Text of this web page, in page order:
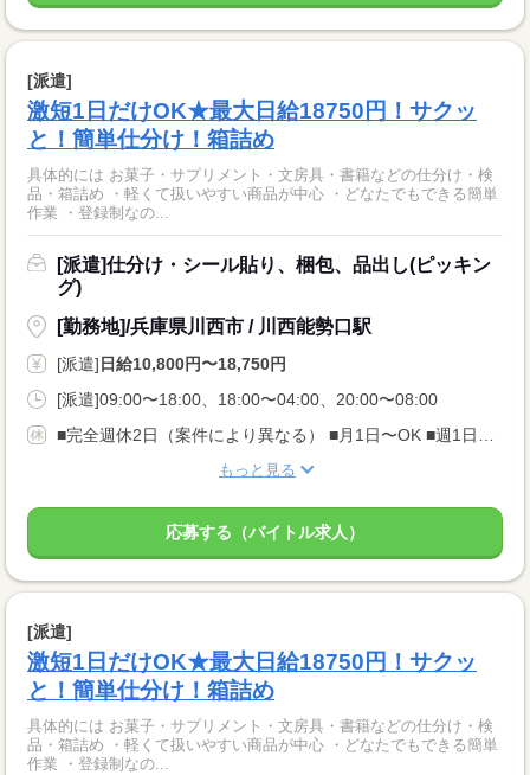
[派遣]
激短1日だけOK★最大日給18750円！サクッ
と！簡単仕分け！箱詰め
具体的には お菓子・サプリメント・文房具・書籍などの仕分け・検
品・箱詰め ・軽くて扱いやすい商品が中心 ・どなたでもできる簡単
作業 ・登録制なの...
[派遣]仕分け・シール貼り、梱包、品出し(ピッキン
グ)
[勤務地]/兵庫県川西市 / 川西能勢口駅
[派遣] 日給10,800円〜18,750円
[派遣]09:00〜18:00、18:00〜04:00、20:00〜08:00
もっと見る
応募する（バイトル求人）
[派遣]
激短1日だけOK★最大日給18750円！サクッ
と！簡単仕分け！箱詰め
具体的には お菓子・サプリメント・文房具・書籍などの仕分け・検
品・箱詰め ・軽くて扱いやすい商品が中心 ・どなたでもできる簡単
作業 ・登録制なの...